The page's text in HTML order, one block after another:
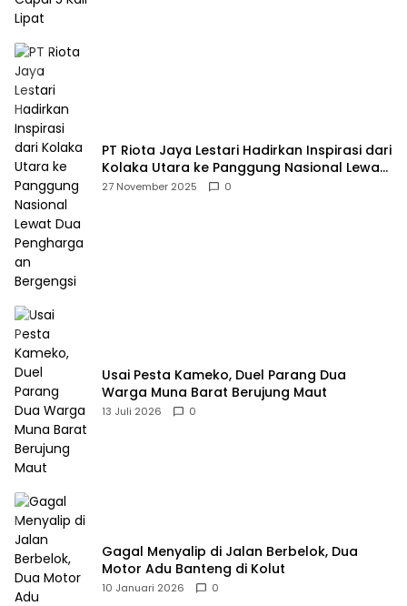
PT Riota Jaya Lestari Hadirkan Inspirasi dari
Kolaka Utara ke Panggung Nasional Lewat
Dua Penghargaan Bergengsi
27 November 2025 0
Usai Pesta Kameko, Duel Parang Dua
Warga Muna Barat Berujung Maut
13 Juli 2026 0
Gagal Menyalip di Jalan Berbelok, Dua
Motor Adu Banteng di Kolut
10 Januari 2026 0